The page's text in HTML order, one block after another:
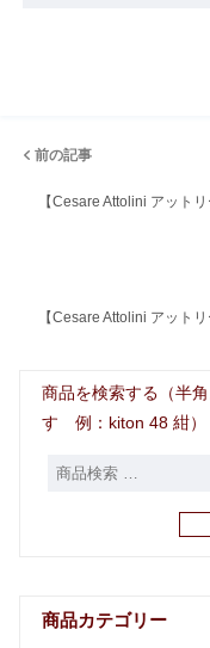
前の記事
【Cesare Attolini アット
【Cesare Attolini アット
商品を検索する（半
す 例：kiton 48 紺）
商品カテゴリー